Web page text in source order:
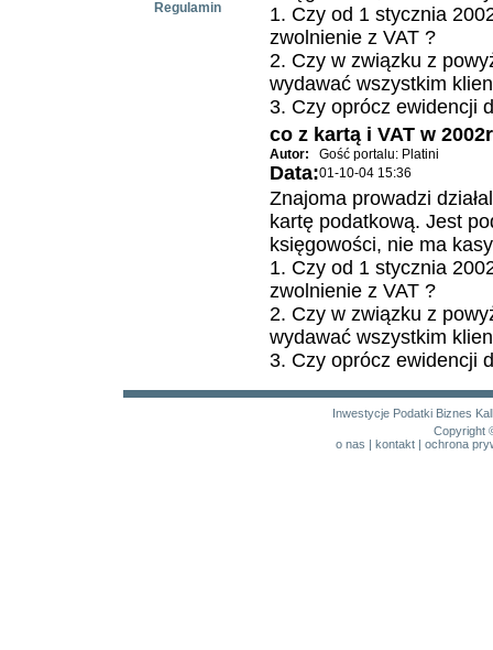
Regulamin
1. Czy od 1 stycznia
zwolnienie z VAT ?
2. Czy w związku z
wydawać wszystkim
3. Czy oprócz ewidencji
co z kartą i VAT w
Autor: Gość portalu: Platini
Data:01-10-04 15:36
Znajoma prowadzi
kartę podatkową. Jest
księgowości, nie ma
1. Czy od 1 stycznia
zwolnienie z VAT ?
2. Czy w związku z
wydawać wszystkim
3. Czy oprócz ewidencji
Inwestycje Podatki Biznes
Copyright
o nas | kontakt| ochrona